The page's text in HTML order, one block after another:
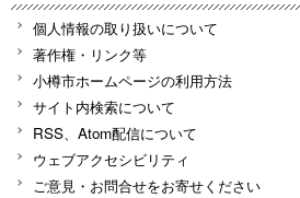
個人情報の取り扱いについて
著作権・リンク等
小樽市ホームページの利用方法
サイト内検索について
RSS、Atom配信について
ウェブアクセシビリティ
ご意見・お問合せをお寄せください